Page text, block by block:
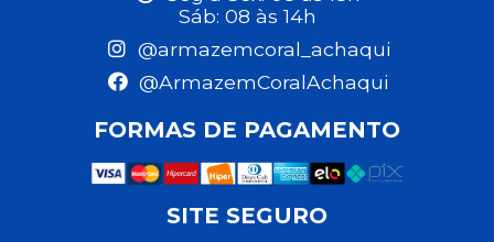
Sáb: 08 às 14h
@armazemcoral_achaqui
@ArmazemCoralAchaqui
FORMAS DE PAGAMENTO
SITE SEGURO